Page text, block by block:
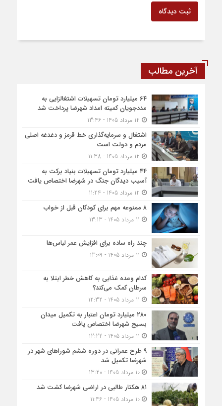
ثبت دیدگاه
آخرین مطالب
۶۴ میلیارد تومان تسهیلات اشتغالزایی به
مددجویان کمیته امداد شهرضا پرداخت شد
اشتغال و سرمایه‌گذاری خط قرمز و دغدغه اصلی
مردم و دولت است
۴۴ میلیارد تومان تسهیلات بنیاد برکت به
آسیب دیدگان جنگ در شهرضا اختصاص یافت
۸ ممنوعه مهم برای کودکان قبل از خواب
چند راه ساده برای افزایش عمر لباس‌ها
کدام وعده غذایی به کاهش خطر ابتلا به
سرطان کمک می‌کند؟
۲۸۰ میلیارد تومان اعتبار به تکمیل میدان
بسیج شهرضا اختصاص یافت
۹ طرح عمرانی در دوره ششم شوراهای شهر در
شهرضا تکمیل شد
10 مرداد 1405 - 13:20
۸۱ هکتار طالبی در اراضی شهرضا کشت شد
10 مرداد 1405 - 11:46